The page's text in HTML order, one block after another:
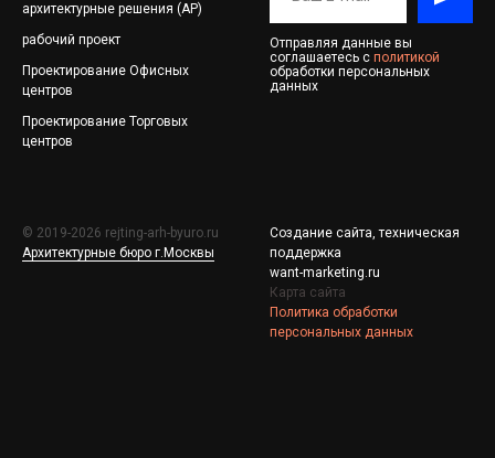
архитектурные решения (АР)
рабочий проект
Проектирование Офисных
центров
Проектирование Торговых
центров
Отправляя данные вы
соглашаетесь с политикой
обработки персональных
данных
© 2019-2026 rejting-arh-byuro.ru
Архитектурные бюро г.Москвы
Создание сайта, техническая
поддержка
want-marketing.ru
Карта сайта
Политика обработки
персональных данных